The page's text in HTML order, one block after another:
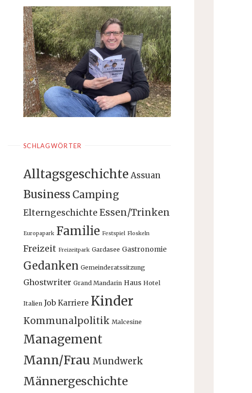
SCHLAGWÖRTER
Alltagsgeschichte Assuan
Business Camping
Elterngeschichte Essen/Trinken
Europapark Familie Festspiel Floskeln
Freizeit Freizeitpark Gardasee Gastronomie
Gedanken Gemeinderatssitzung
Ghostwriter Grand Mandarin Haus Hotel
Italien Job Karriere Kinder
Kommunalpolitik Malcesine
Management
Mann/Frau Mundwerk
Männergeschichte